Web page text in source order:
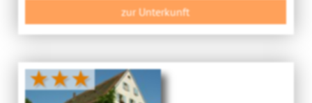
zur Unterkunft
★★★